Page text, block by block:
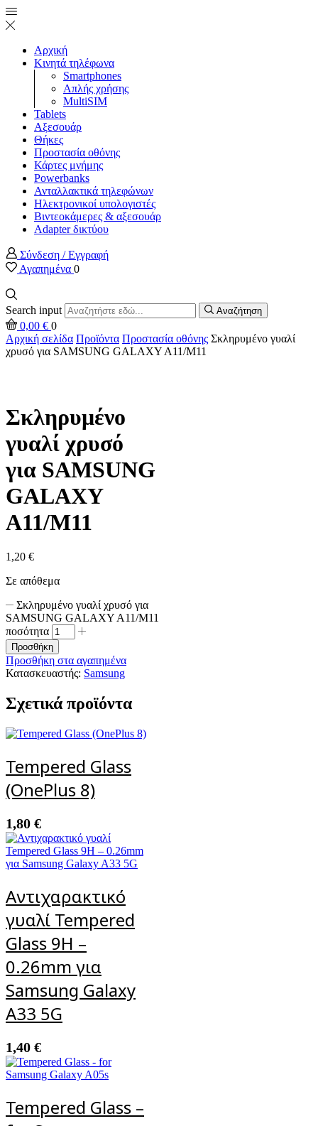
Αρχική
Κινητά τηλέφωνα
Smartphones
Απλής χρήσης
MultiSIM
Tablets
Αξεσουάρ
Θήκες
Προστασία οθόνης
Κάρτες μνήμης
Powerbanks
Ανταλλακτικά τηλεφώνων
Ηλεκτρονικοί υπολογιστές
Βιντεοκάμερες & αξεσουάρ
Adapter δικτύου
Σύνδεση / Εγγραφή
Αγαπημένα 0
Search input Αναζήτηση
0,00 € 0
Αρχική σελίδα Προϊόντα Προστασία οθόνης Σκληρυμένο γυαλί
χρυσό για SAMSUNG GALAXY A11/M11
Σκληρυμένο
γυαλί χρυσό
για SAMSUNG
GALAXY
A11/M11
1,20 €
Σε απόθεμα
Σκληρυμένο γυαλί χρυσό για
SAMSUNG GALAXY A11/M11
ποσότητα
Προσθήκη
Προσθήκη στα αγαπημένα
Κατασκευαστής: Samsung
Σχετικά προϊόντα
Tempered Glass
(OnePlus 8)
1,80 €
Αντιχαρακτικό
γυαλί Tempered
Glass 9H –
0.26mm για
Samsung Galaxy
A33 5G
1,40 €
Tempered Glass –